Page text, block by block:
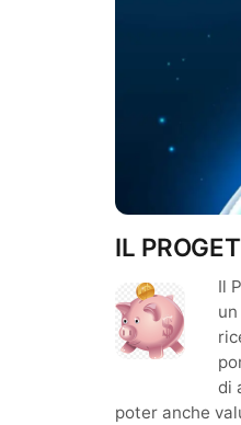
IL
Il
di
poter anche